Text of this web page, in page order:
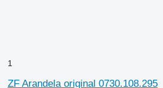
1
ZF Arandela original 0730.108.295